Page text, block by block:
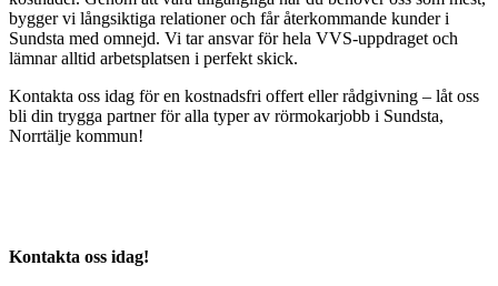
bygger vi långsiktiga relationer och får återkommande kunder i
Sundsta med omnejd. Vi tar ansvar för hela VVS-uppdraget och
lämnar alltid arbetsplatsen i perfekt skick.
Kontakta oss idag för en kostnadsfri offert eller rådgivning – låt oss
bli din trygga partner för alla typer av rörmokarjobb i Sundsta,
Norrtälje kommun!
Kontakta oss idag!